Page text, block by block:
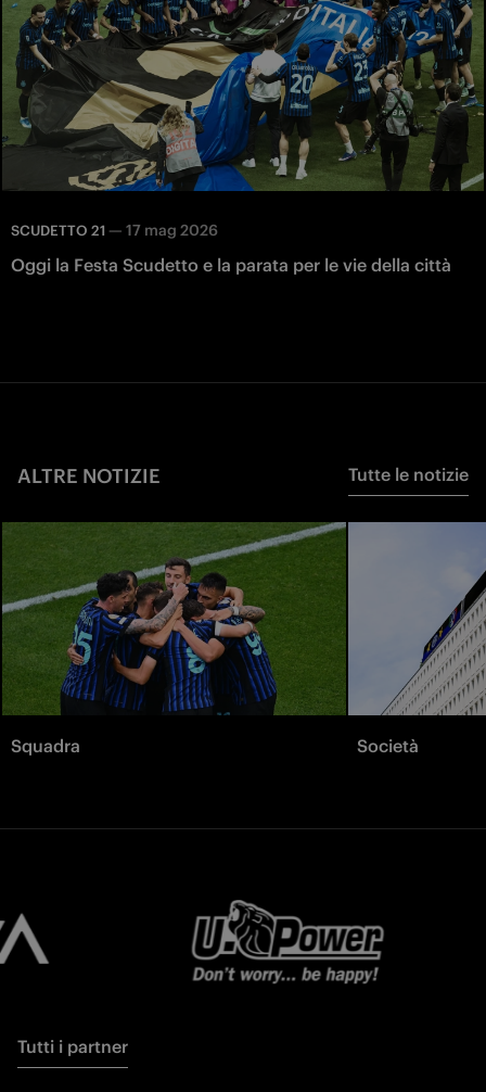
SCUDETTO 21 — 17 mag 2026
Oggi la Festa Scudetto e la parata per le vie della città
ALTRE NOTIZIE Tutte le notizie
Squadra Società
Tutti i partner